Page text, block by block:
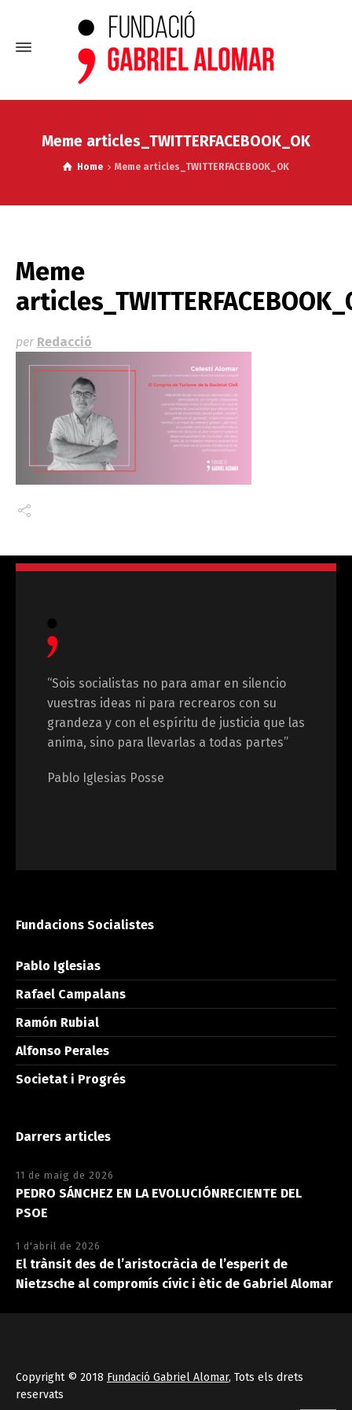
Meme articles_TWITTERFACEBOOK_OK
Home Meme articles_TWITTERFACEBOOK_OK
Meme
per Redacció
“Sois socialistas no para amar en silencio
vuestras ideas ni para recrearos con su
grandeza y con el espíritu de justicia que las
anima, sino para llevarlas a todas partes”
Pablo Iglesias Posse
Fundacions Socialistes
Pablo Iglesias
Rafael Campalans
Ramón Rubial
Alfonso Perales
Societat i Progrés
Darrers articles
11 de maig de 2026
PEDRO SÁNCHEZ EN LA EVOLUCIÓNRECIENTE DEL
PSOE
1 d'abril de 2026
El trànsit des de l’aristocràcia de l’esperit de
Nietzsche al compromís cívic i ètic de Gabriel Alomar
Copyright © 2018 Fundació Gabriel Alomar, Tots els drets
reservats